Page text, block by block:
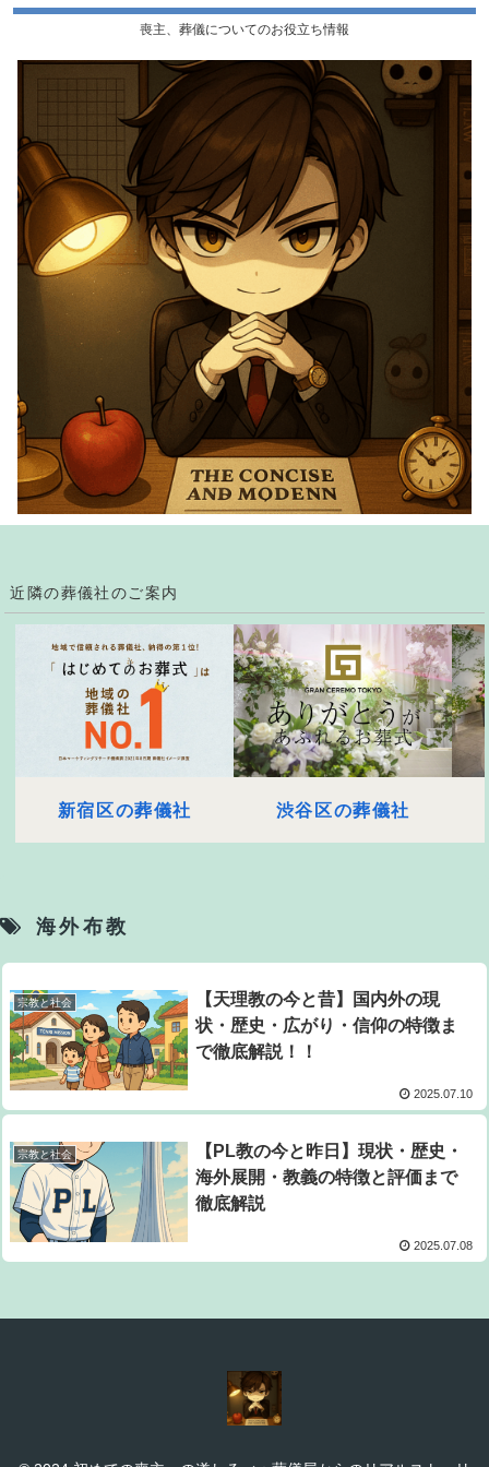
喪主、葬儀についてのお役立ち情報
近隣の葬儀社のご案内
新宿区の葬儀社 渋谷区の葬儀社
海外布教
宗教と社会
【天理教の今と昔】国内外の現
状・歴史・広がり・信仰の特徴ま
で徹底解説！！
2025.07.10
宗教と社会
【PL教の今と昨日】現状・歴史・
海外展開・教義の特徴と評価まで
徹底解説
2025.07.08